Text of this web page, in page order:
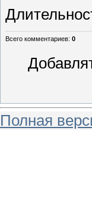
Всего комментариев: 0
Полная